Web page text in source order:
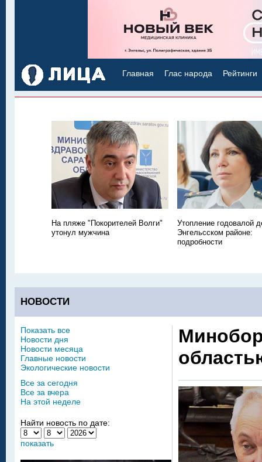
Главная Глас народа Рейтинги
На пляже "Покорителей Волги"
утонул мужчина
Утопление годовалой
Энгельсском районе:
подробности
НОВОСТИ
Показать все
Новости дня
Новости месяца
Главные новости
Экологические новости
Все за сегодня
Все за вчера
На этой неделе
Найти новость по дате:
показать